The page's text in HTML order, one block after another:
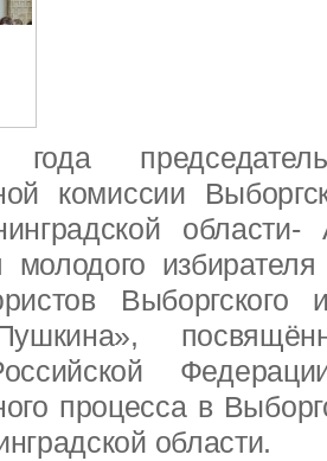
года
комиссии
молодого
Выборгского
процесса в
области.